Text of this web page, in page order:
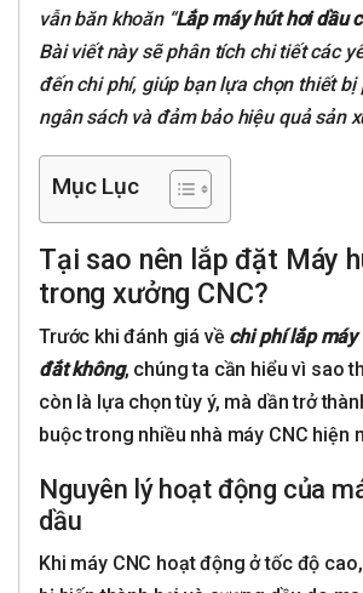
vẫn băn khoăn “Lắp máy hút hơi dầu
Bài viết này sẽ phân tích chi tiết các
đến chi phí, giúp bạn lựa chọn thiết bị
ngân sách và đảm bảo hiệu quả sản
Mục Lục
Tại sao nên lắp đặt Máy
trong xưởng CNC?
Trước khi đánh giá về chi phílắp máy
đắt không, chúng ta cần hiểu vì sao
còn là lựa chọn tùy ý, mà dần trở
buộc trong nhiều nhà máy CNC hiện
Nguyên lý hoạt động của
dầu
Khi máy CNC hoạt động ở tốc độ cao,